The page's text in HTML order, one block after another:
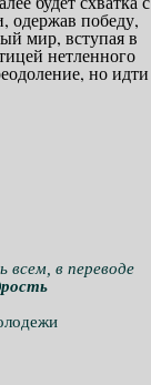
одержав победу,
мир, вступая в
нетленного
но идти
в переводе